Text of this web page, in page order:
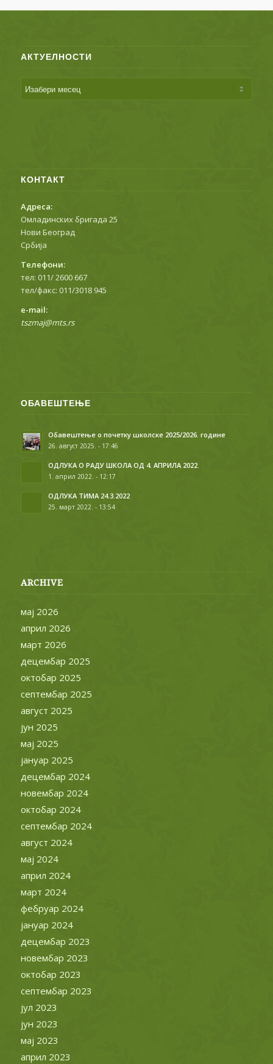
АКТУЕЛНОСТИ
КОНТАКТ
Адреса:
Омладинских бригада 25
Нови Београд
Србија
Телефони:
тел: 011/ 2600 667
тел/факс: 011/3018 945
е-mail:
tszmaj@mts.rs
ОБАВЕШТЕЊЕ
Обавештење о почетку школске 2025/2026. године
26. август 2025. - 17:46
ОДЛУКА О РАДУ ШКОЛА ОД 4. АПРИЛА 2022.
1. април 2022. - 12:17
ОДЛУКА ТИМА 24.3.2022
25. март 2022. - 13:54
ARCHIVE
мај 2026
април 2026
март 2026
децембар 2025
октобар 2025
септембар 2025
август 2025
јун 2025
мај 2025
јануар 2025
децембар 2024
новембар 2024
октобар 2024
септембар 2024
август 2024
мај 2024
април 2024
март 2024
фебруар 2024
јануар 2024
децембар 2023
новембар 2023
октобар 2023
септембар 2023
јул 2023
јун 2023
мај 2023
април 2023